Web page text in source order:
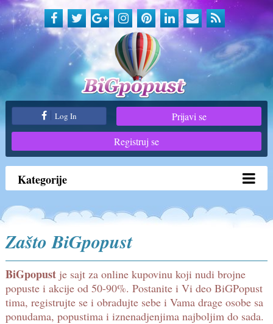
Log In
Prijavi se
Registruj se
Kategorije
Zašto BiGpopust
BiGpopustje sajt za online kupovinu koji nudi brojne
popuste i akcije od 50-90%. Postanite i Vi deo BiGPopust
tima, registrujte se i obradujte sebe i Vama drage osobe sa
ponudama, popustima i iznenadjenjima najboljim do sada.